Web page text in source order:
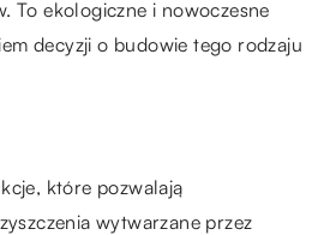
To ekologiczne i nowoczesne
decyzji o budowie tego rodzaju
które pozwalają
wytwarzane przez